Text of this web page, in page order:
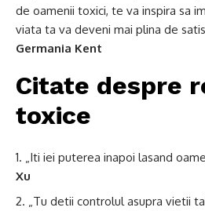
de oamenii toxici, te va inspira sa
viata ta va deveni mai plina de
Germania Kent
Citate despre
toxice
„Iti iei puterea inapoi lasand
Xu
„Tu detii controlul asupra vietii